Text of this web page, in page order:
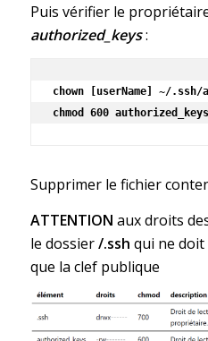
Puis vérifier le
authorized_keys :
chown [userName] ~/.ssh/
chmod 600 authorized_keys
Supprimer le fichier
ATTENTION aux droits
le dossier/.ssh qui ne
que la clef publique